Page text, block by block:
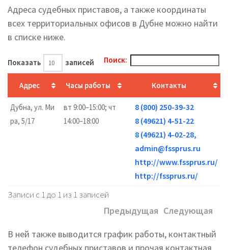
Адреса судебных приставов, а также координаты
всех территориальных офисов в Дубне можно найти
в списке ниже.
Показать записей Поиск:
Адрес Часы работы Контакты
Дубна, ул. Ми
ра, 5/17
вт 9:00–15:00; чт
14:00–18:00
8 (800) 250-39-32
8 (49621) 4-51-22
8 (49621) 4-02-28,
admin@fssprus.ru
http://www.fssprus.ru/
http://fssprus.ru/
Записи с 1 до 1 из 1 записей
Предыдущая Следующая
В ней также выводится график работы, контактный